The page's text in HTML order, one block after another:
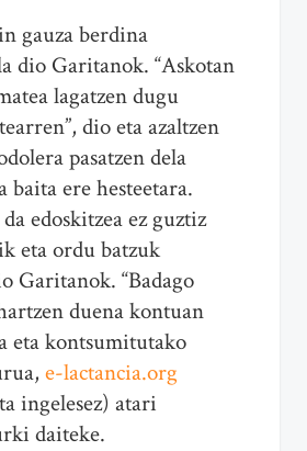
gauza berdina
dio Garitanok. “Askotan
lagatzen dugu
dio eta azaltzen
pasatzen dela
baita ere hesteetara.
edoskitzea ez guztiz
eta ordu batzuk
Garitanok. “Badago
duena kontuan
eta kontsumitutako
e-lactancia.org
ingelesez) atari
daiteke.